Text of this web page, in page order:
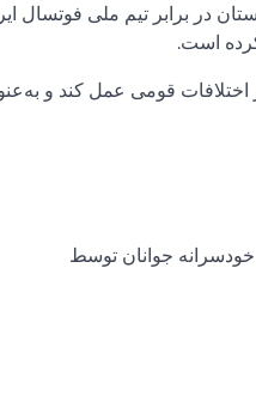
در برابر تیم ملی
است.
قومی عمل کند و
جوانان توسط